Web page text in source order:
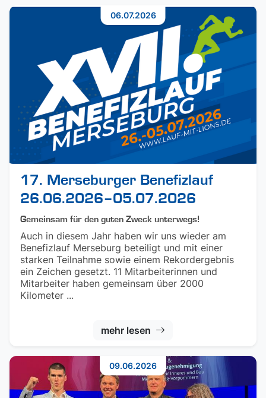
17. Merseburger Benefizlauf
26.06.2026–05.07.2026
Gemeinsam für den guten Zweck unterwegs!
Auch in diesem Jahr haben wir uns wieder am
Benefizlauf Merseburg beteiligt und mit einer
starken Teilnahme sowie einem Rekordergebnis
ein Zeichen gesetzt. 11 Mitarbeiterinnen und
Mitarbeiter haben gemeinsam über 2000
Kilometer ...
mehr lesen
06.07.2026
09.06.2026